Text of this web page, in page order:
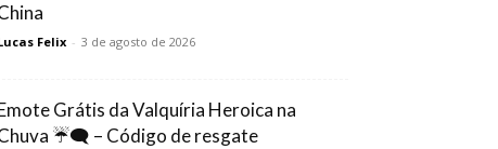
Felix - 3 de agosto de 2026
Grátis da Valquíria Heroica na
☔🗨️ – Código de resgate